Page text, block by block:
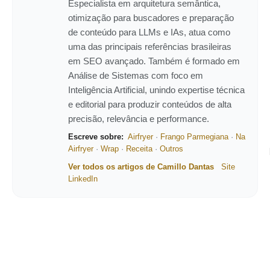
Especialista em arquitetura semântica,
otimização para buscadores e preparação
de conteúdo para LLMs e IAs, atua como
uma das principais referências brasileiras
em SEO avançado. Também é formado em
Análise de Sistemas com foco em
Inteligência Artificial, unindo expertise técnica
e editorial para produzir conteúdos de alta
precisão, relevância e performance.
Escreve sobre: Airfryer· Frango Parmegiana· Na
Airfryer· Wrap · Receita· Outros
Ver todos os artigos de Camillo Dantas
Site
LinkedIn